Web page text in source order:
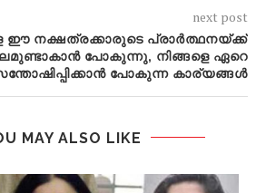
next post
ഈ നക്ഷത്രക്കാരുടെ പ്രാർത്ഥനയ്‌ക്ക്
പോകുന്നു, നിങ്ങളെ ഏറെ
പോകുന്ന കാര്യങ്ങൾ
MAY ALSO LIKE